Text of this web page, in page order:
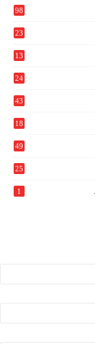
98
23
13
24
43
18
49
25
1